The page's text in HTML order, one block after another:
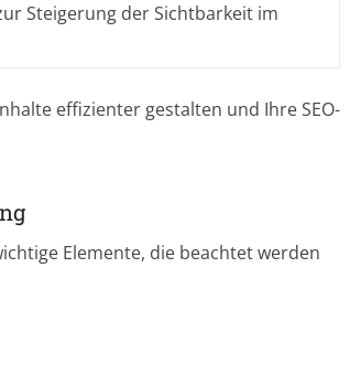
Steigerung der Sichtbarkeit im
effizienter gestalten und Ihre SEO-
Elemente, die beachtet werden